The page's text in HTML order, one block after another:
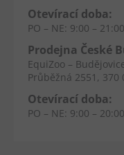
Otevírací doba:
PO – NE: 9:00 – 21:00
Prodejna České
EquiZoo –
Průběžná 2551, 370
Otevírací doba:
PO – NE: 9:00 – 20:00